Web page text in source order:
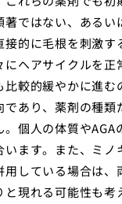
ではない、あるい
的に毛根を刺激す
ヘアサイクルを正
較的緩やかに進む
あり、薬剤の種類
個人の体質やAGA
ます。また、ミノ
している場合は、
現れる可能性も考